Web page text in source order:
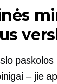
paskolos
– jie